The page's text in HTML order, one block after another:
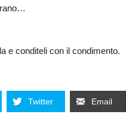
e conditeli con il condimento.
Twitter Email